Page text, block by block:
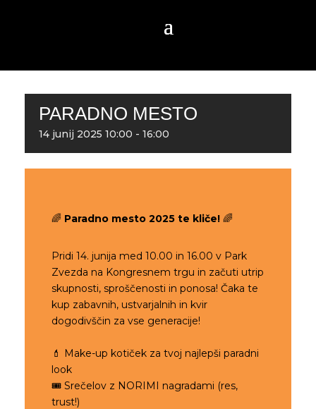
PARADNO MESTO
14 junij 2025 10:00 - 16:00
🌈 Paradno mesto 2025 te kliče!🌈
Pridi 14. junija med 10.00 in 16.00 v Park
Zvezda na Kongresnem trgu in začuti utrip
skupnosti, sproščenosti in ponosa! Čaka te
kup zabavnih, ustvarjalnih in kvir
dogodivščin za vse generacije!
💄 Make-up kotiček za tvoj najlepši paradni
look
🎟️ Srečelov z NORIMI nagradami (res,
trust!)